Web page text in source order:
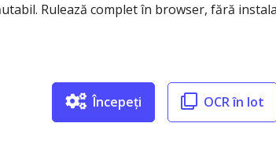
Rulează complet în browser, fără
Începeți OCR în lot